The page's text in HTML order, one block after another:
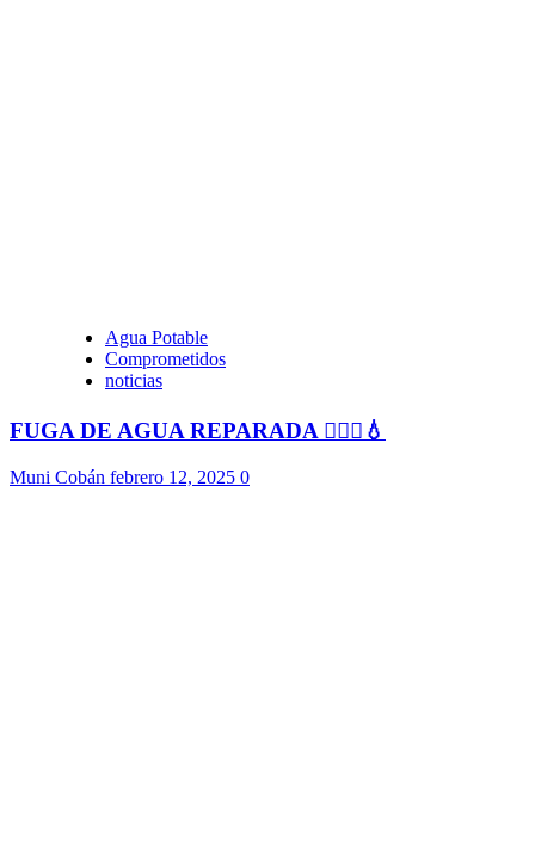
Agua Potable
Comprometidos
noticias
FUGA DE AGUA REPARADA 👷🏻‍♂️💧
Muni Cobán febrero 12, 2025 0